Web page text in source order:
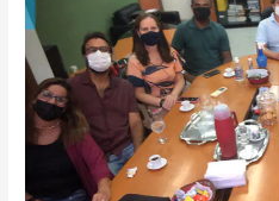
proposta
de
novos
Mestrados
Profissionais